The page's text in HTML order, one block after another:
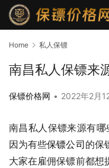
Home 私人保镖
南昌私人保镖来
保镖价格网 • 2022年2月
南昌私人保镖来源有哪
因为有些保镖公司的保
大家在雇佣保镖前都想